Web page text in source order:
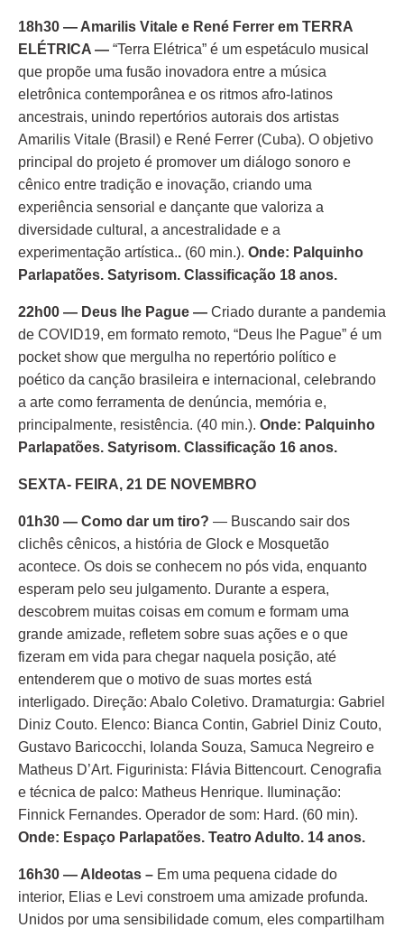
18h30 — Amarilis Vitale e René Ferrer em TERRA
ELÉTRICA — “Terra Elétrica” é um espetáculo musical
que propõe uma fusão inovadora entre a música
eletrônica contemporânea e os ritmos afro-latinos
ancestrais, unindo repertórios autorais dos artistas
Amarilis Vitale (Brasil) e René Ferrer (Cuba). O objetivo
principal do projeto é promover um diálogo sonoro e
cênico entre tradição e inovação, criando uma
experiência sensorial e dançante que valoriza a
diversidade cultural, a ancestralidade e a
experimentação artística.. (60 min.). Onde: Palquinho
Parlapatões. Satyrisom. Classificação 18 anos.
22h00 — Deus lhe Pague — Criado durante a pandemia
de COVID19, em formato remoto, “Deus lhe Pague” é um
pocket show que mergulha no repertório político e
poético da canção brasileira e internacional, celebrando
a arte como ferramenta de denúncia, memória e,
principalmente, resistência. (40 min.). Onde: Palquinho
Parlapatões. Satyrisom. Classificação 16 anos.
SEXTA- FEIRA, 21 DE NOVEMBRO
01h30 — Como dar um tiro? — Buscando sair dos
clichês cênicos, a história de Glock e Mosquetão
acontece. Os dois se conhecem no pós vida, enquanto
esperam pelo seu julgamento. Durante a espera,
descobrem muitas coisas em comum e formam uma
grande amizade, refletem sobre suas ações e o que
fizeram em vida para chegar naquela posição, até
entenderem que o motivo de suas mortes está
interligado. Direção: Abalo Coletivo. Dramaturgia: Gabriel
Diniz Couto. Elenco: Bianca Contin, Gabriel Diniz Couto,
Gustavo Baricocchi, Iolanda Souza, Samuca Negreiro e
Matheus D’Art. Figurinista: Flávia Bittencourt. Cenografia
e técnica de palco: Matheus Henrique. Iluminação:
Finnick Fernandes. Operador de som: Hard. (60 min).
Onde: Espaço Parlapatões. Teatro Adulto. 14 anos.
16h30 — Aldeotas – Em uma pequena cidade do
interior, Elias e Levi constroem uma amizade profunda.
Unidos por uma sensibilidade comum, eles compartilham